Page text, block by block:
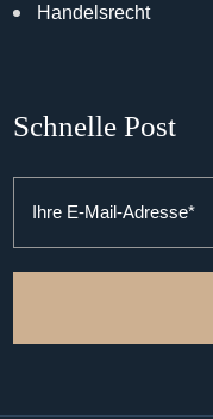
Handelsrecht
Schnelle Post